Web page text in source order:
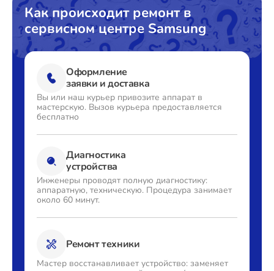
Замена SSD от 1190₽
Замена аккумулятора от 1080₽
Замена клавиатуры
Замена корпуса
Замена тачпада от 1740₽
Как происходит ремонт в
сервисном центре Samsung
Оформление
заявки и доставка
Вы или наш курьер привозите аппарат в
мастерскую. Вызов курьера предоставляется
бесплатно
Диагностика
устройства
Инженеры проводят полную диагностику:
аппаратную, техническую. Процедура занимает
около 60 минут.
Ремонт техники
Мастер восстанавливает устройство: заменяет